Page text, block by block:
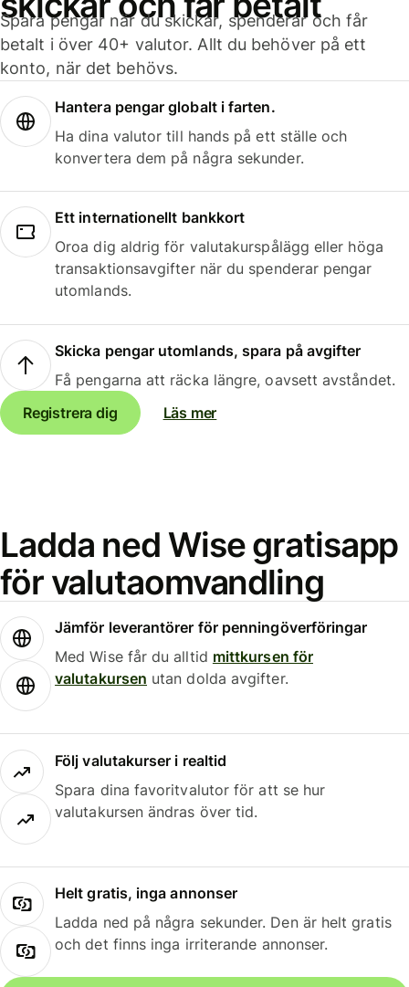
Spara pengar när du skickar, spenderar och får
betalt i över 40+ valutor. Allt du behöver på ett
konto, när det behövs.
Hantera pengar globalt i farten.
Ha dina valutor till hands på ett ställe och
konvertera dem på några sekunder.
Ett internationellt bankkort
Oroa dig aldrig för valutakurspålägg eller höga
transaktionsavgifter när du spenderar pengar
utomlands.
Skicka pengar utomlands, spara på avgifter
Få pengarna att räcka längre, oavsett avståndet.
Registrera dig
Läs mer
Ladda ned Wise gratisapp
för valutaomvandling
Jämför leverantörer för penningöverföringar
Med Wise får du alltid mittkursen för
valutakursen utan dolda avgifter.
Följ valutakurser i realtid
Spara dina favoritvalutor för att se hur
valutakursen ändras över tid.
Helt gratis, inga annonser
Ladda ned på några sekunder. Den är helt gratis
och det finns inga irriterande annonser.